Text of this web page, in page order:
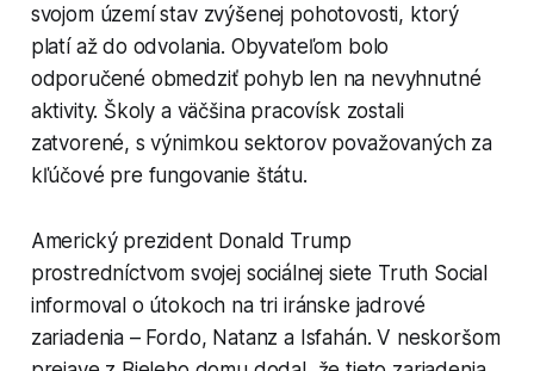
svojom území stav zvýšenej pohotovosti, ktorý
platí až do odvolania. Obyvateľom bolo
odporučené obmedziť pohyb len na nevyhnutné
aktivity. Školy a väčšina pracovísk zostali
zatvorené, s výnimkou sektorov považovaných za
kľúčové pre fungovanie štátu.
Americký prezident Donald Trump
prostredníctvom svojej sociálnej siete Truth Social
informoval o útokoch na tri iránske jadrové
zariadenia – Fordo, Natanz a Isfahán. V neskoršom